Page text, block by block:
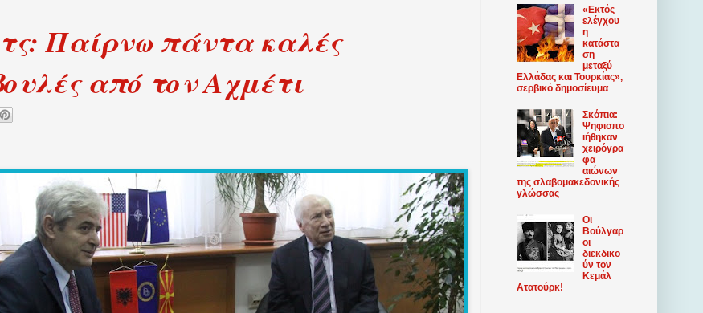
Παίρνω πάντα καλές
από τον Αχμέτι
«Εκτός
ελέγχου
η
κατάστα
ση
μεταξύ
Ελλάδας και Τουρκίας»,
σερβικό δημοσίευμα
Σκόπια:
Ψηφιοπο
ιήθηκαν
χειρόγρα
φα
αιώνων
της σλαβομακεδονικής
γλώσσας
Οι
Βούλγαρ
οι
διεκδικο
ύν τον
Κεμάλ
Ατατούρκ!